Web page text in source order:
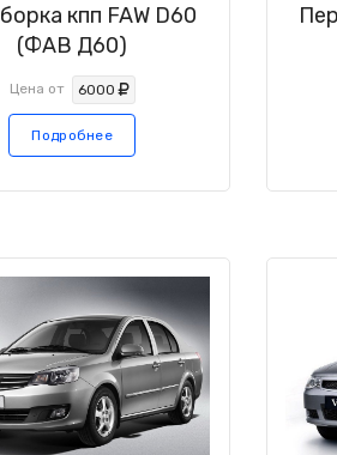
кпп FAW D60
(ФАВ Д60)
Цена от 6000
Подробнее